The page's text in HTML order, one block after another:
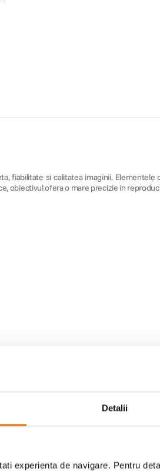
Detalii
experienta de navigare. Pentru
fiabilitate si calitatea imaginii.
obiectivul ofera o mare precizie in
ZM, Biogon T* 2x8/25 ZM)